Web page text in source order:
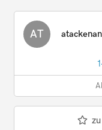
AT atackenan